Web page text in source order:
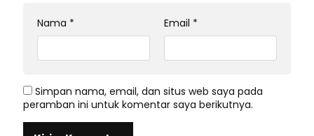
Nama * Email *
Simpan nama, email, dan situs web saya pada
peramban ini untuk komentar saya berikutnya.